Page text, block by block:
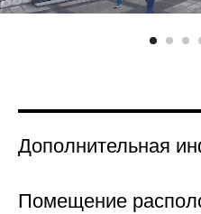
Дополнительная
Помещение